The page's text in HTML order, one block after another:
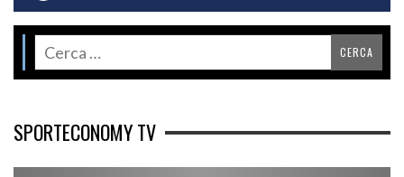
SPORTECONOMY TV